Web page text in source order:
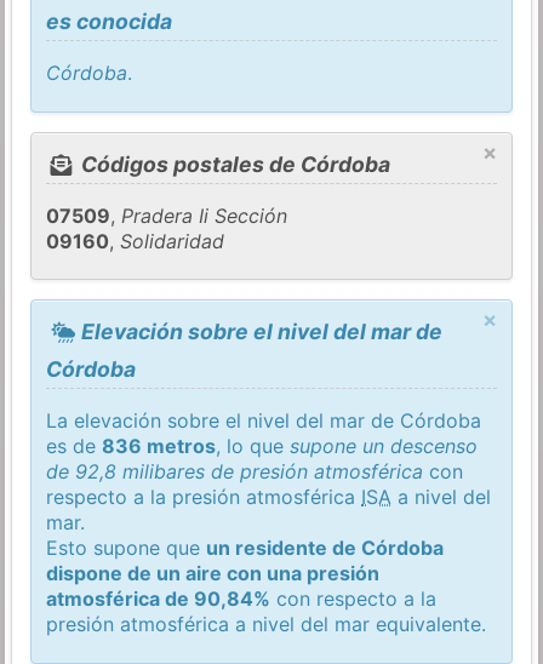
es conocida
Córdoba.
×
Códigos postales de Córdoba
07509, Pradera Ii Sección
09160,Solidaridad
×
Elevación sobre el nivel del mar de
Córdoba
La elevación sobre el nivel del mar de Córdoba
es de836 metros, lo quesupone un descenso
de 92,8 milibares de presión atmosférica con
respecto a la presión atmosférica ISA a nivel del
mar.
Esto supone que un residente de Córdoba
dispone de un aire con una presión
atmosférica de 90,84% con respecto a la
presión atmosférica a nivel del mar equivalente.